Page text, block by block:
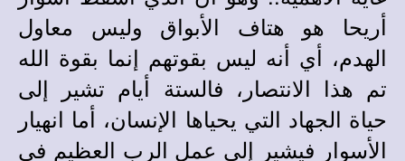
أريحا هو هتاف الأبواق وليس معاول
الهدم، أي أنه ليس بقوتهم إنما بقوة الله
تم هذا الانتصار، فالستة أيام تشير إلى
حياة الجهاد التي يحياها الإنسان، أما انهيار
الأسوار فيشير إلى عمل الرب العظيم في